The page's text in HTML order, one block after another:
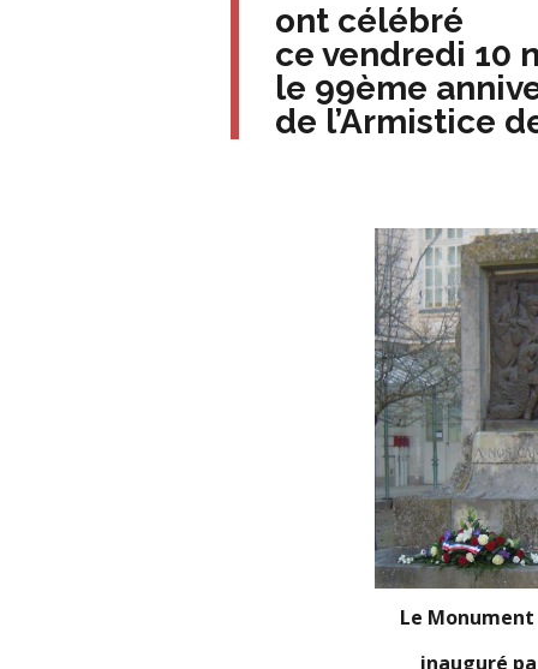
ont célébré
ce vendredi 10
le 99ème
de l’Armistice
Le
inauguré